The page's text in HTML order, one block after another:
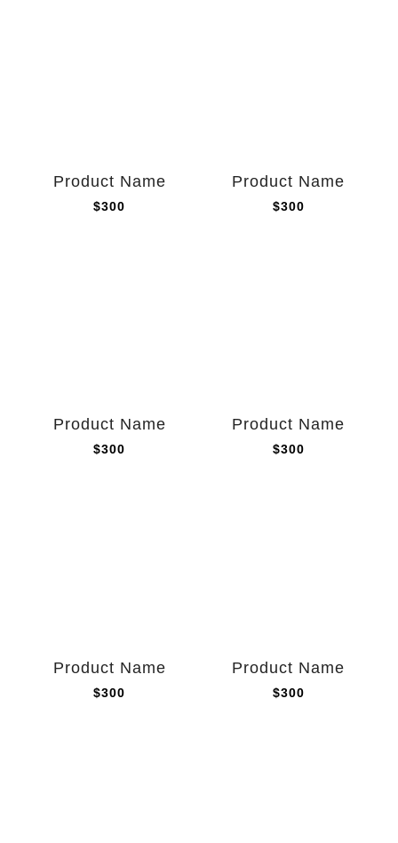
Product Name
$300
Product Name
$300
Product Name
$300
Product Name
$300
Product Name
$300
Product Name
$300